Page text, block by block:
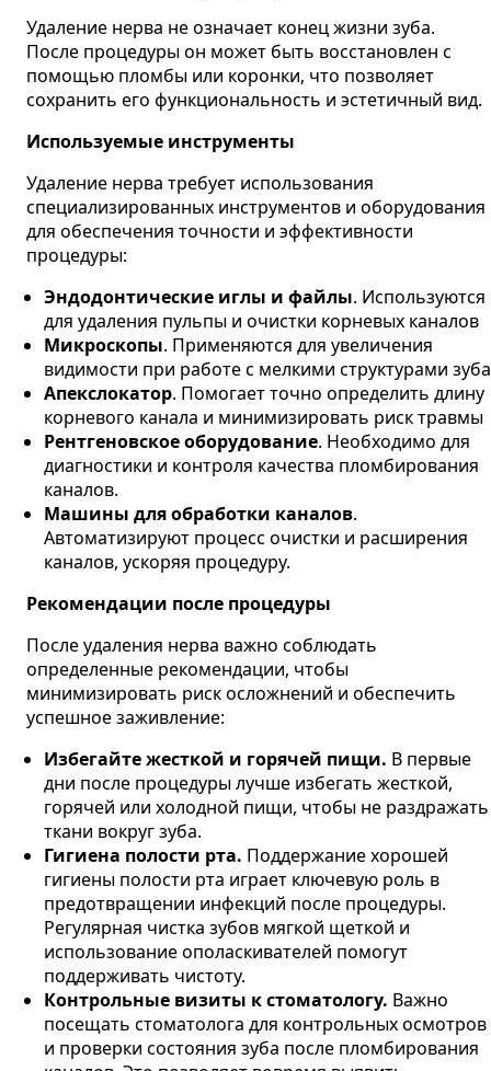
Удаление нерва не означает конец жизни зуба.
После процедуры он может быть восстановлен с
помощью пломбы или коронки, что позволяет
сохранить его функциональность и эстетичный вид.
Используемые инструменты
Удаление нерва требует использования
специализированных инструментов и оборудования
для обеспечения точности и эффективности
процедуры:
Эндодонтические иглы и файлы. Используются
для удаления пульпы и очистки корневых каналов​
Микроскопы. Применяются для увеличения
видимости при работе с мелкими структурами зуба​
Апекслокатор. Помогает точно определить длину
корневого канала и минимизировать риск травмы​
Рентгеновское оборудование. Необходимо для
диагностики и контроля качества пломбирования
каналов​.
Машины для обработки каналов.
Автоматизируют процесс очистки и расширения
каналов, ускоряя процедуру​.
Рекомендации после процедуры
После удаления нерва важно соблюдать
определенные рекомендации, чтобы
минимизировать риск осложнений и обеспечить
успешное заживление:
Избегайте жесткой и горячей пищи. В первые
дни после процедуры лучше избегать жесткой,
горячей или холодной пищи, чтобы не раздражать
ткани вокруг зуба​.
Гигиена полости рта. Поддержание хорошей
гигиены полости рта играет ключевую роль в
предотвращении инфекций после процедуры.
Регулярная чистка зубов мягкой щеткой и
использование ополаскивателей помогут
поддерживать чистоту​.
Контрольные визиты к стоматологу. Важно
посещать стоматолога для контрольных осмотров
и проверки состояния зуба после пломбирования